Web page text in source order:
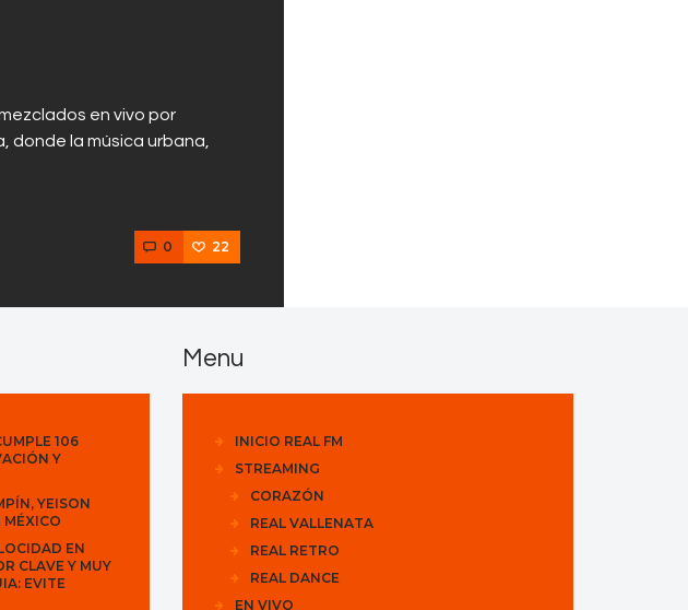
en vivo por
donde la música urbana,
0 22
106
Y
YEISON
MÉXICO
EN
CLAVE Y MUY
EVITE
Menu
INICIO REAL FM
STREAMING
CORAZÓN
REAL VALLENATA
REAL RETRO
REAL DANCE
EN VIVO